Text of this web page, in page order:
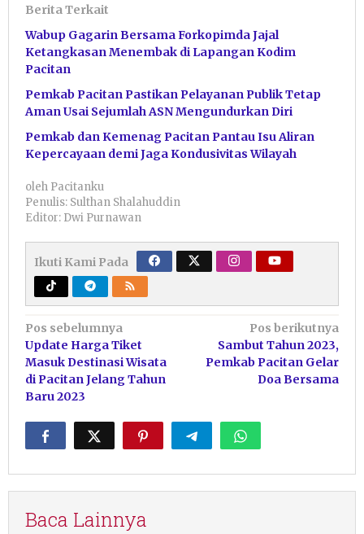
Berita Terkait
Wabup Gagarin Bersama Forkopimda Jajal
Ketangkasan Menembak di Lapangan Kodim
Pacitan
Pemkab Pacitan Pastikan Pelayanan Publik Tetap
Aman Usai Sejumlah ASN Mengundurkan Diri
Pemkab dan Kemenag Pacitan Pantau Isu Aliran
Kepercayaan demi Jaga Kondusivitas Wilayah
oleh Pacitanku
Penulis: Sulthan Shalahuddin
Editor: Dwi Purnawan
Ikuti Kami Pada
Navigasi
pos
Pos sebelumnya
Update Harga Tiket
Masuk Destinasi Wisata
di Pacitan Jelang Tahun
Baru 2023
Pos berikutnya
Sambut Tahun 2023,
Pemkab Pacitan Gelar
Doa Bersama
Baca Lainnya